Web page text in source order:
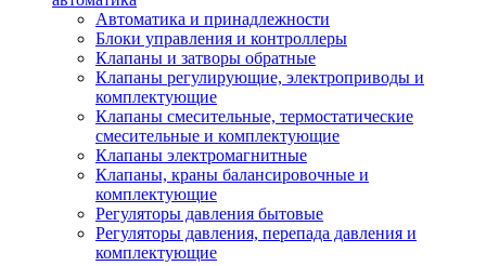
Автоматика и принадлежности
Блоки управления и контроллеры
Клапаны и затворы обратные
Клапаны регулирующие, электроприводы и
комплектующие
Клапаны смесительные, термостатические
смесительные и комплектующие
Клапаны электромагнитные
Клапаны, краны балансировочные и
комплектующие
Регуляторы давления бытовые
Регуляторы давления, перепада давления и
комплектующие